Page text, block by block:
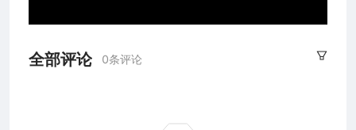
全部评论 0条评论